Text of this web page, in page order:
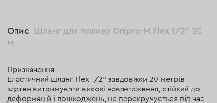
Опис
Шланг для поливу Dnipro-M Flex 1/2" 20
м
Призначення
Еластичний шланг Flex 1/2" завдовжки 20 метрів
здатен витримувати високі навантаження, стійкий до
деформацій і пошкоджень, не перекручується під час